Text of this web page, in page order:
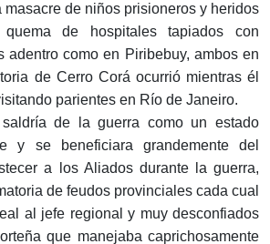
de niños prisioneros y heridos
de hospitales tapiados con
adentro como en Piribebuy, ambos en
de Cerro Corá ocurrió mientras él
parientes en Río de Janeiro.
de la guerra como un estado
y se beneficiara grandemente del
a los Aliados durante la guerra,
de feudos provinciales cada cual
al jefe regional y muy desconfiados
que manejaba caprichosamente